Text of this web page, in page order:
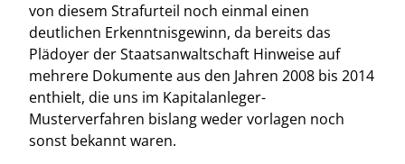
von diesem Strafurteil noch einmal einen
deutlichen Erkenntnisgewinn, da bereits das
Plädoyer der Staatsanwaltschaft Hinweise auf
mehrere Dokumente aus den Jahren 2008 bis 2014
enthielt, die uns im Kapitalanleger-
Musterverfahren bislang weder vorlagen noch
sonst bekannt waren.